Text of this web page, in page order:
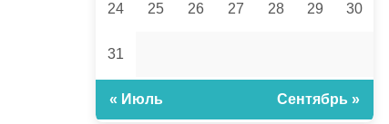
24 25 26 27 28 29 30
31
« Июль Сентябрь »